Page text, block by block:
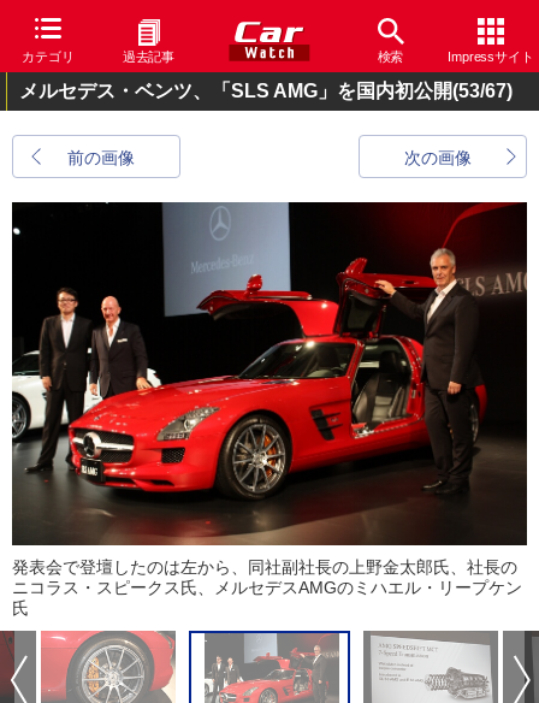
カテゴリ 過去記事 検索 Impressサイト
メルセデス・ベンツ、「SLS AMG」を国内初公開(53/67)
前の画像 次の画像
発表会で登壇したのは左から、同社副社長の上野金太郎氏、社長の
ニコラス・スピークス氏、メルセデスAMGのミハエル・リープケン
氏